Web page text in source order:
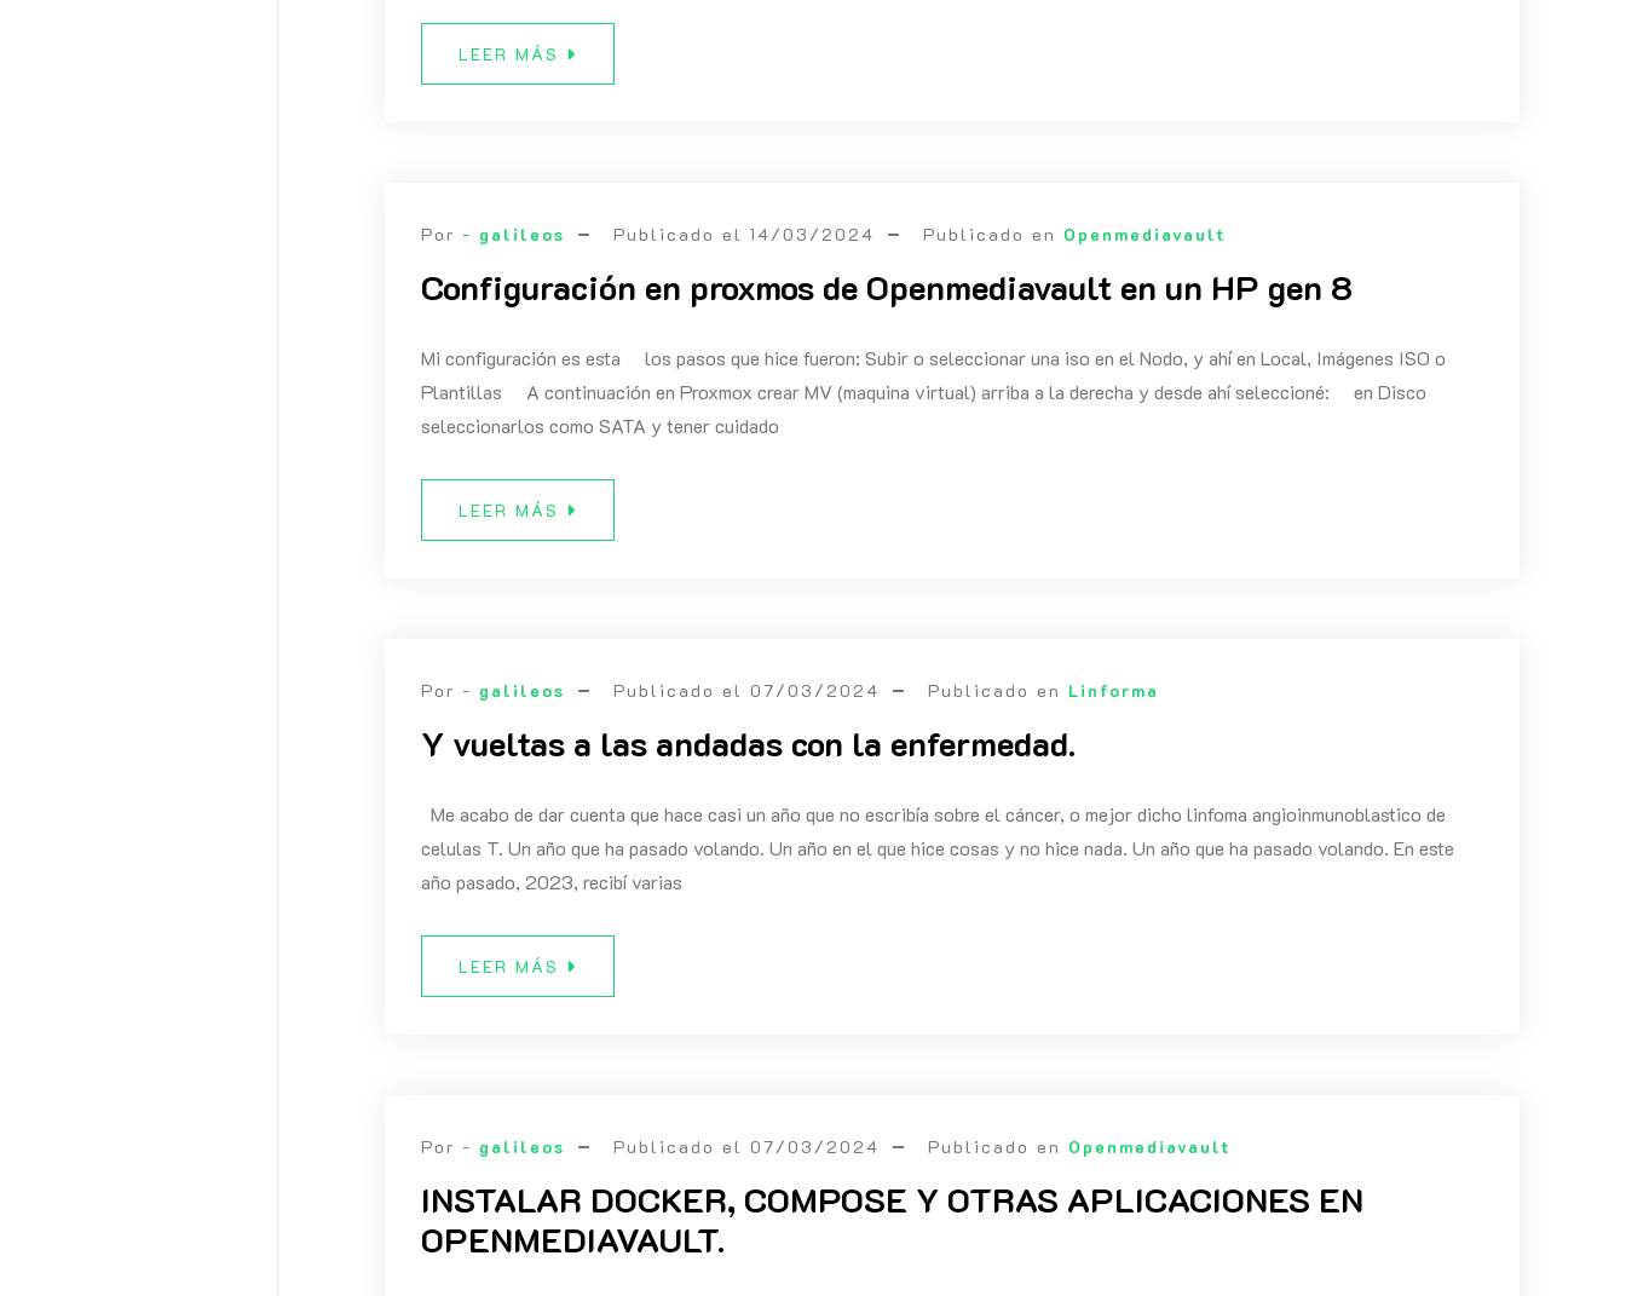
LEER MÁS
Por - galileos Publicado el14/03/2024 Publicado en Openmediavault
Configuración en proxmos de Openmediavault en un HP gen 8
Mi configuración es esta los pasos que hice fueron: Subir o seleccionar una iso en el Nodo, y ahí en Local, Imágenes ISO o
Plantillas A continuación en Proxmox crear MV (maquina virtual) arriba a la derecha y desde ahí seleccioné: en Disco
seleccionarlos como SATA y tener cuidado
LEER MÁS
Por - galileos Publicado el07/03/2024 Publicado en Linforma
Y vueltas a las andadas con la enfermedad.
Me acabo de dar cuenta que hace casi un año que no escribía sobre el cáncer, o mejor dicho linfoma angioinmunoblastico de
celulas T. Un año que ha pasado volando. Un año en el que hice cosas y no hice nada. Un año que ha pasado volando. En este
año pasado, 2023, recibí varias
LEER MÁS
Por - galileos Publicado el07/03/2024 Publicado en Openmediavault
INSTALAR DOCKER, COMPOSE Y OTRAS APLICACIONES EN
OPENMEDIAVAULT.